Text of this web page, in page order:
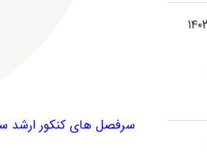
سرفصل های کنکور ارشد